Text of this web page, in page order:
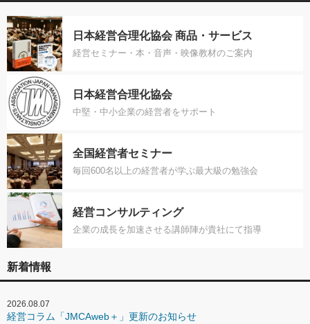
日本経営合理化協会 商品・サービス
経営セミナー・本・音声・映像教材のご案内
日本経営合理化協会
中堅・中小企業の経営者をサポート
全国経営者セミナー
毎回600名以上の経営者が学ぶ最大級の勉強会
経営コンサルティング
企業の成長を加速させる講師陣が貴社にて指導
新着情報
2026.08.07
経営コラム「JMCAweb＋」更新のお知らせ